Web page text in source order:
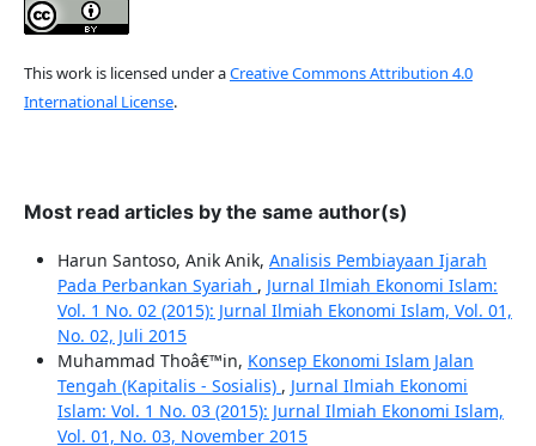
This work is licensed under aCreative Commons Attribution 4.0
International License.
Most read articles by the same author(s)
Harun Santoso, Anik Anik, Analisis Pembiayaan Ijarah
Pada Perbankan Syariah , Jurnal Ilmiah Ekonomi Islam:
Vol. 1 No. 02 (2015): Jurnal Ilmiah Ekonomi Islam, Vol. 01,
No. 02, Juli 2015
Muhammad Thoâ€™in, Konsep Ekonomi Islam Jalan
Tengah (Kapitalis - Sosialis) , Jurnal Ilmiah Ekonomi
Islam: Vol. 1 No. 03 (2015): Jurnal Ilmiah Ekonomi Islam,
Vol. 01, No. 03, November 2015